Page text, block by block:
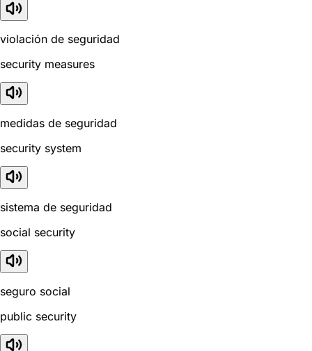
violación de seguridad
security measures
medidas de seguridad
security system
sistema de seguridad
social security
seguro social
public security